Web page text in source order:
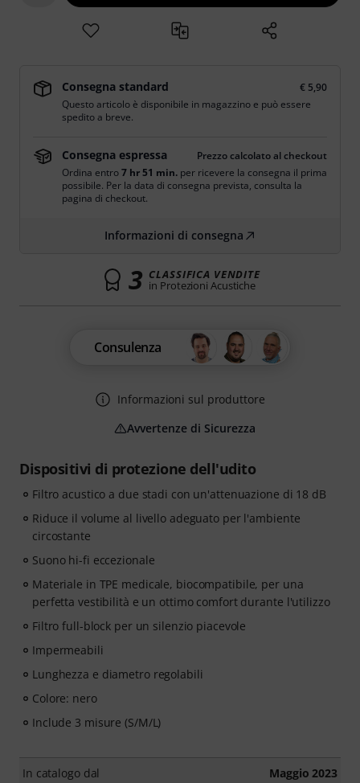
Dispositivi di protezione dell'udito
Filtro acustico a due stadi con un'attenuazione di 18 dB
Riduce il volume al livello adeguato per l'ambiente
circostante
Suono hi-fi eccezionale
Materiale in TPE medicale, biocompatibile, per una
perfetta vestibilità e un ottimo comfort durante l'utilizzo
Filtro full-block per un silenzio piacevole
Impermeabili
Lunghezza e diametro regolabili
Colore: nero
Include 3 misure (S/M/L)
In catalogo dal Maggio 2023
Consegna standard
€ 5,90
Questo articolo è disponibile in magazzino e può essere
spedito a breve.
Consegna espressa
Prezzo calcolato al checkout
Ordina entro7 hr 51 min. per ricevere la consegna il prima
possibile. Per la data di consegna prevista, consulta la
pagina di checkout.
Informazioni di consegna
3 CLASSIFICA VENDITE
in Protezioni Acustiche
Consulenza
Informazioni sul produttore
Avvertenze di Sicurezza